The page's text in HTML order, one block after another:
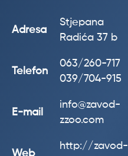
Adresa
Stjepana
Radića 37 b
Telefon
063/260-717
039/704-915
E-mail
info@zavod-
zzoo.com
Web
http://zavod-